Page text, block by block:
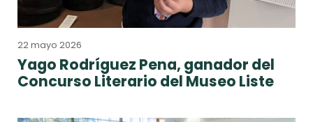
22 mayo 2026
Yago Rodríguez Pena, ganador del
Concurso Literario del Museo Liste